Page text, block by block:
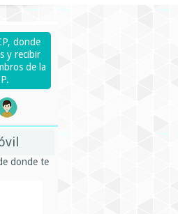
donde
y recibir
de la
donde te